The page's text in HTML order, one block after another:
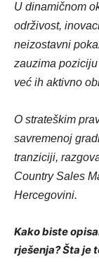
U dinamičnom
održivost,
neizostavni
zauzima
već ih aktivno
O strateškim
savremenoj
tranziciji,
Country Sales
Hercegovini.
Kako biste
rješenja? Šta je